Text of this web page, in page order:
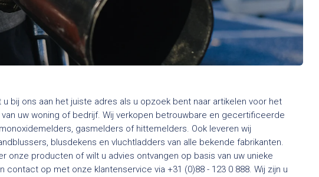
u bij ons aan het juiste adres als u opzoek bent naar artikelen voor het
van uw woning of bedrijf. Wij verkopen betrouwbare en gecertificeerde
gasmelders of hittemelders. Ook leveren wij
blusdekens en vluchtladders van alle bekende fabrikanten.
onze producten of wilt u advies ontvangen op basis van uw unieke
contact op met onze klantenservice via +31 (0)88 - 123 0 888. Wij zijn u